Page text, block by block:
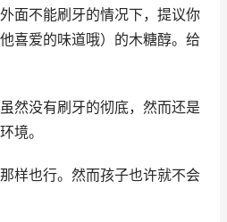
面不能刷牙的情况下，提议你
喜爱的味道哦）的木糖醇。给
然没有刷牙的彻底，然而还是
境。
样也行。然而孩子也许就不会